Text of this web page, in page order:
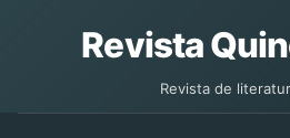
Revista
Revista de